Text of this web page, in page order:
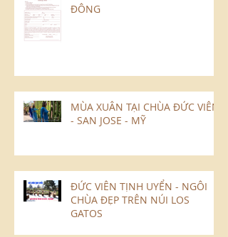
ĐÔNG
MÙA XUÂN TẠI CHÙA ĐỨC VIÊN
- SAN JOSE - MỸ
ĐỨC VIÊN TỊNH UYỂN - NGÔI
CHÙA ĐẸP TRÊN NÚI LOS
GATOS